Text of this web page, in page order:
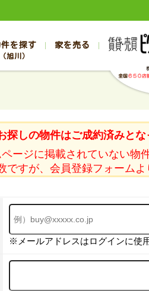
売買
帯広の新築一戸建て
帯広の中古一戸建て
帯広の土地
帯広の中古マンション
帯広
帯広
帯広
帯広
を探す
（旭川）
売買
旭川の新築一戸建て
旭川の中古一戸建て
旭川の土地
旭川の中古マンション
旭川
旭川
旭川
旭川
家を売る
スタッフブログ
売却のお問合せ
探しの物件はご成約済みとな
ージに掲載されていない物
ですが、会員登録フォームよ
※メールアドレスはログインに使